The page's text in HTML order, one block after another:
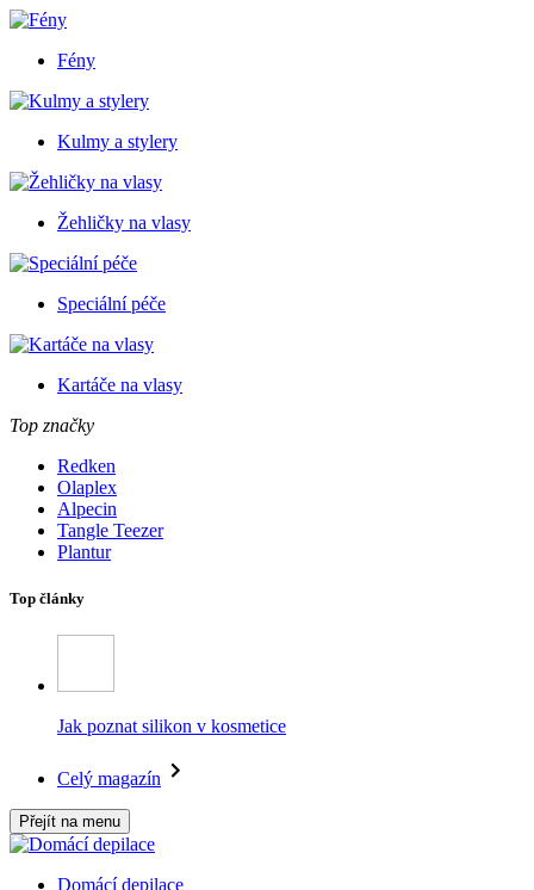
Fény
Kulmy a stylery
Žehličky na vlasy
Speciální péče
Kartáče na vlasy
Top značky
Redken
Olaplex
Alpecin
Tangle Teezer
Plantur
Top články
Jak poznat silikon v kosmetice
Celý magazín
Přejít na menu
Domácí depilace